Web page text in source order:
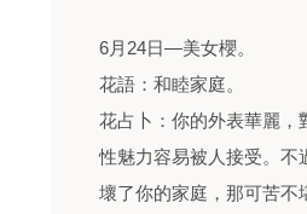
6月24日—美女櫻。
花語：和睦家庭。
花占卜：你的外表華麗，
性魅力容易被人接受。不
壞了你的家庭，那可苦不